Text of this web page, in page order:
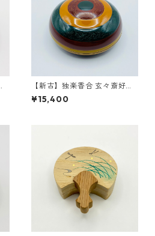
【新古】独楽香合 玄々斎好
写 熊谷秀穂 共箱入
¥15,400